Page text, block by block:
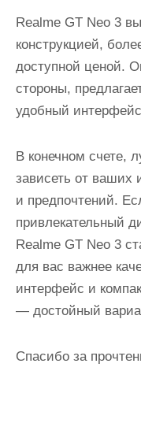
Realme GT Neo 3
конструкцией,
доступной ценой.
стороны,
удобный
В конечном счете,
зависеть от ваших
и предпочтений.
привлекательный
Realme GT Neo 3
для вас важнее
интерфейс и
— достойный
Спасибо за